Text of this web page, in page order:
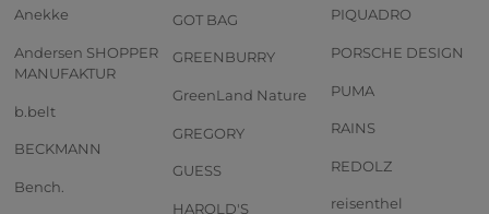
Anekke
Andersen SHOPPER
MANUFAKTUR
b.belt
BECKMANN
Bench.
GOT BAG
GREENBURRY
GreenLand Nature
GREGORY
GUESS
HAROLD'S
PIQUADRO
PORSCHE DESIGN
PUMA
RAINS
REDOLZ
reisenthel